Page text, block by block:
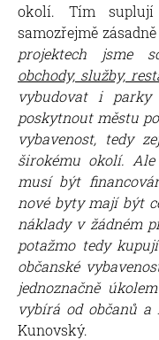
okolí. Tím
samozřejmě
projektech jsme
obchody, služby,
vybudovat i
poskytnout městu
vybavenost, tedy
širokému okolí.
musí být
nové byty mají být
náklady v žádném
potažmo tedy
občanské
jednoznačně
vybírá od občanů a
Kunovský.